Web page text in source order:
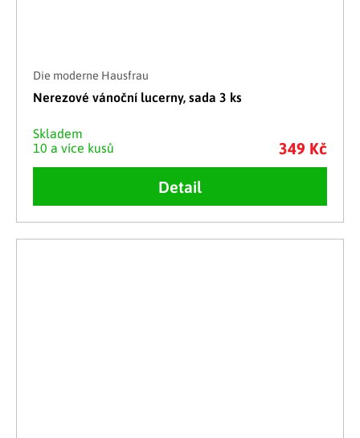
Die moderne Hausfrau
Nerezové vánoční lucerny, sada 3 ks
Skladem
10 a více kusů
349 Kč
Detail